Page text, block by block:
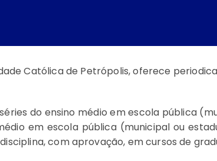
Católica de Petrópolis, oferece
do ensino médio em escola pública
em escola pública (municipal ou
com aprovação, em cursos de